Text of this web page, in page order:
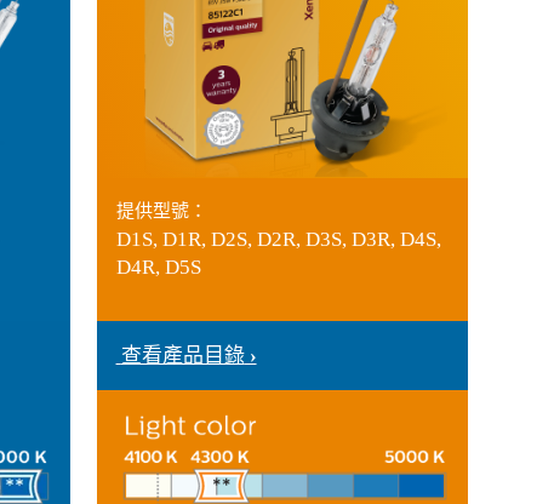
提供型號：
D1S, D1R, D2S, D2R, D3S, D3R, D4S,
D4R, D5S
查看產品目錄